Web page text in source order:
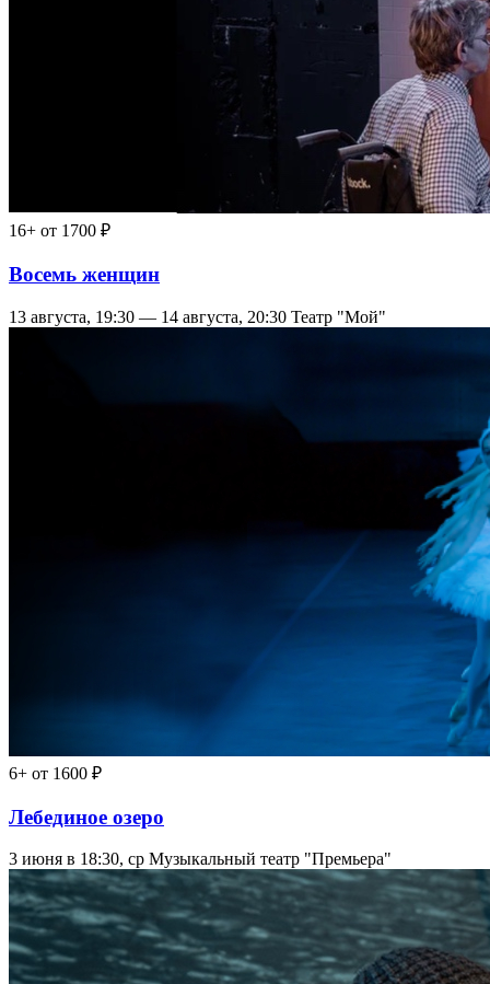
16+ от 1700 ₽
Восемь женщин
13 августа, 19:30 — 14 августа, 20:30 Театр "Мой"
6+ от 1600 ₽
Лебединое озеро
3 июня в 18:30, ср Музыкальный театр "Премьера"